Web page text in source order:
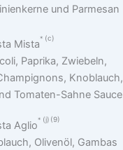
und Parmesan
Mista
c
Paprika, Zwiebeln,
Knoblauch,
Tomaten-Sahne Sauce
Aglio
j 9
Olivenöl, Gambas